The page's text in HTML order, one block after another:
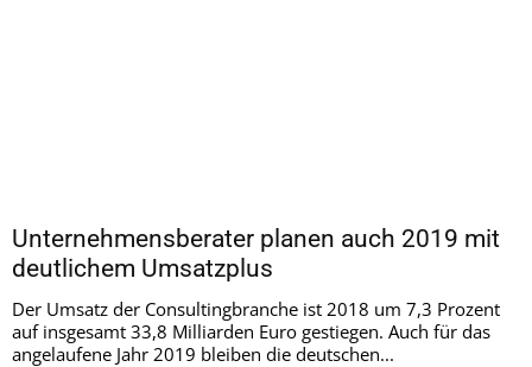
Unternehmensberater planen auch 2019 mit
deutlichem Umsatzplus
Der Umsatz der Consultingbranche ist 2018 um 7,3 Prozent
auf insgesamt 33,8 Milliarden Euro gestiegen. Auch für das
angelaufene Jahr 2019 bleiben die deutschen...